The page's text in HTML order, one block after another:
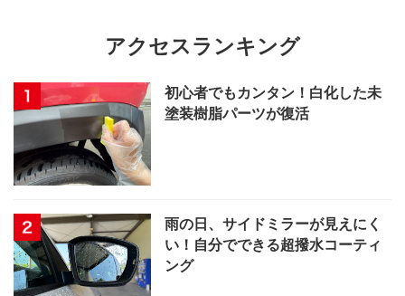
アクセスランキング
初心者でもカンタン！白化した未
塗装樹脂パーツが復活
雨の日、サイドミラーが見えにく
い！自分でできる超撥水コーティ
ング